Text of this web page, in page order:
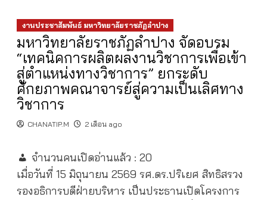
งานประชาสัมพันธ์ มหาวิทยาลัยราชภัฏลำปาง
มหาวิทยาลัยราชภัฏลำปาง จัดอบรม
“เทคนิคการผลิตผลงานวิชาการเพื่อเข้า
สู่ตำแหน่งทางวิชาการ” ยกระดับ
ศักยภาพคณาจารย์สู่ความเป็นเลิศทาง
วิชาการ
CHANATIP.M 2 เดือน ago
จำนวนคนเปิดอ่านแล้ว : 20
เมื่อวันที่ 15 มิถุนายน 2569 รศ.ดร.ปริเยศ สิทธิสรวง
รองอธิการบดีฝ่ายบริหาร เป็นประธานเปิดโครงการ